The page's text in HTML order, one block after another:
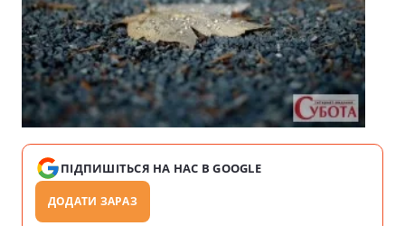
ПІДПИШІТЬСЯ НА НАС В GOOGLE
ДОДАТИ ЗАРАЗ